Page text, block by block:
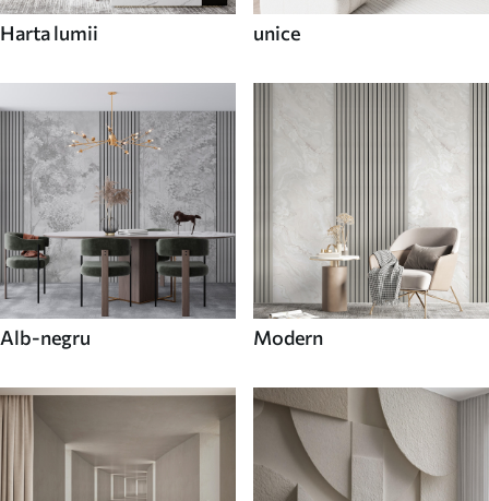
Harta lumii unice
Alb-negru Modern